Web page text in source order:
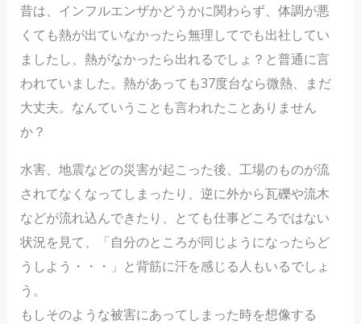
昔は、インフルエンザかどうかに関わらず、体調が悪
くても熱が出ていなかったら無理してでも出社してい
ましたし、熱がなかったら出れるでしょ？と普通に言
われていました。熱があっても37度台なら微熱、まだ
大丈夫。なんていうことも言われたことありません
か？
水害、地震などの災害が起こった後、工場のものが流
されてなくなってしまったり、逆に外から瓦礫や流木
などが流れ込んできたり、とても仕事どころではない
状況を見て、「自分のところが同じようになったらど
うしよう・・・」と背筋に汗を感じる人もいるでしょ
う。
もしそのような被害にあってしまった時を想像する